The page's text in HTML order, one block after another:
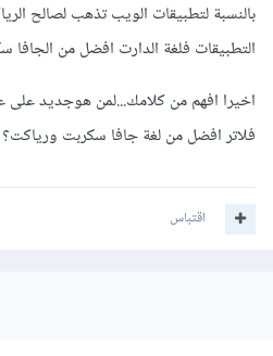
بالنسبة لتطبيقات الويب تذهب لصالح
التطبيقات فلغة الدارت افضل من الجافا
اخيرا افهم من كلامك...لمن هوجديد على
فلاتر افضل من لغة جافا سكربت ورياكت؟
اقتباس